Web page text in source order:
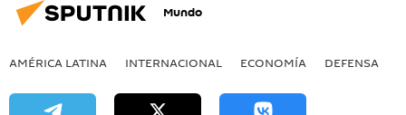
Mundo
AMÉRICA LATINA INTERNACIONAL ECONOMÍA DEFENSA